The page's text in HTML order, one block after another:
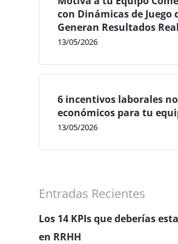
con Dinámicas de Juego
Generan Resultados
13/05/2026
6 incentivos laborales no
económicos para tu
13/05/2026
Entradas Recientes
Los 14 KPIs que deberías
en RRHH